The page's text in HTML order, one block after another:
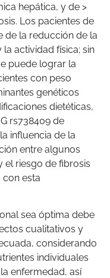
hepática, y de >
Los pacientes de
de la reducción de la
actividad física; sin
puede lograr la
con peso
genéticos
dietéticas,
rs738409 de
influencia de la
entre algunos
el riesgo de fibrosis
esta
sea óptima debe
cualitativos y
considerando
individuales
enfermedad, así